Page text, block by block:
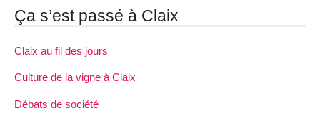
Ça s’est passé à Claix
Claix au fil des jours
Culture de la vigne à Claix
Débats de société